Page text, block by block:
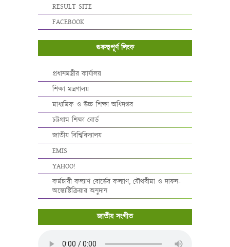
RESULT SITE
FACEBOOK
গুরুত্বপূর্ণ লিংক
প্রধানমন্ত্রীর কার্যালয়
শিক্ষা মন্ত্রণালয়
মাধ্যমিক ও উচ্চ শিক্ষা অধিদপ্তর
চট্টগ্রাম শিক্ষা বোর্ড
জাতীয় বিশ্বিবিদ্যালয়
EMIS
YAHOO!
কর্মচারী কল্যাণ বোর্ডের কল্যাণ, যৌথবীমা ও দাফন-
অন্ত্যেষ্টিক্রিয়ার অনুদান
জাতীয় সংগীত